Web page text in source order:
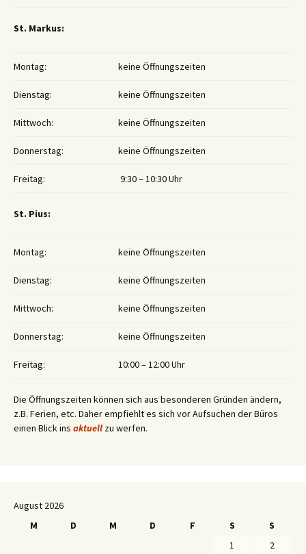
St. Markus:
Montag: keine Öffnungszeiten
Dienstag: keine Öffnungszeiten
Mittwoch: keine Öffnungszeiten
Donnerstag: keine Öffnungszeiten
Freitag: 9:30 – 10:30 Uhr
St. Pius:
Montag: keine Öffnungszeiten
Dienstag: keine Öffnungszeiten
Mittwoch: keine Öffnungszeiten
Donnerstag: keine Öffnungszeiten
Freitag: 10:00 – 12:00 Uhr
Die Öffnungszeiten können sich aus besonderen Gründen ändern,
z.B. Ferien, etc. Daher empfiehlt es sich vor Aufsuchen der Büros
einen Blick ins aktuell zu werfen.
August 2026
M
D M D F S
S
1
2